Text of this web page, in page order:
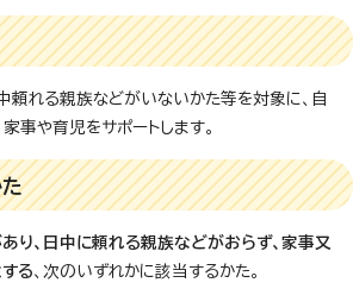
頼れる親族などがいないかた等を対象に、自
事や育児をサポートします。
り、日中に頼れる親族などがおらず、家事又
る、次のいずれかに該当するかた。